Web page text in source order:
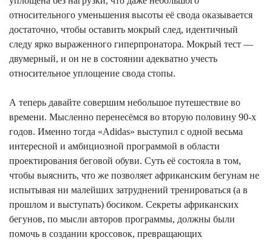
относительного уменьшения высоты её свода оказывается
достаточно, чтобы оставить мокрый след, идентичный
следу ярко выраженного гиперпронатора. Мокрый тест —
двумерный, и он не в состоянии адекватно учесть
относительное уплощение свода стопы.
А теперь давайте совершим небольшое путешествие во
времени. Мысленно перенесёмся во вторую половину 90-х
годов. Именно тогда «Adidas» выступил с одной весьма
интересной и амбициозной программой в области
проектирования беговой обуви. Суть её состояла в том,
чтобы выяснить, что же позволяет африканским бегунам не
испытывая ни малейших затруднений тренироваться (а в
прошлом и выступать) босиком. Секреты африканских
бегунов, по мысли авторов программы, должны были
помочь в создании кроссовок, превращающих